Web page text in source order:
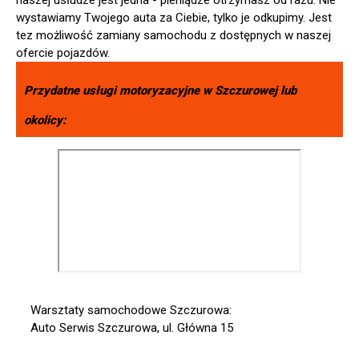
wystawiamy Twojego auta za Ciebie, tylko je odkupimy. Jest
tez możliwość zamiany samochodu z dostępnych w naszej
ofercie pojazdów.
Przydatne usługi motoryzacyjne wSzczurowejlub
okolicy:
Warsztaty samochodowe Szczurowa:
Auto Serwis Szczurowa, ul. Główna 15